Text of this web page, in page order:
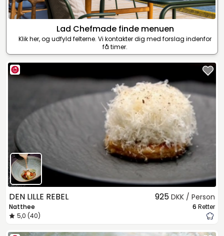
Lad Chefmade finde menuen
Klik her, og udfyld felterne. Vi kontakter dig med forslag indenfor
få timer.
DEN LILLE REBEL
Natthee
5,0 (40)
925 DKK / Person
6 Retter